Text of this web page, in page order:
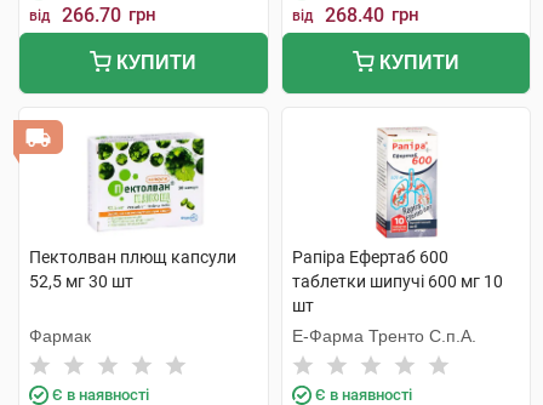
від 266.70 грн
КУПИТИ
від 268.40 грн
КУПИТИ
Пектолван плющ капсули
52,5 мг 30 шт
Фармак
Є в наявності
Рапіра Ефертаб 600
таблетки шипучі 600 мг 10
шт
Е-Фарма Тренто С.п.А.
Є в наявності